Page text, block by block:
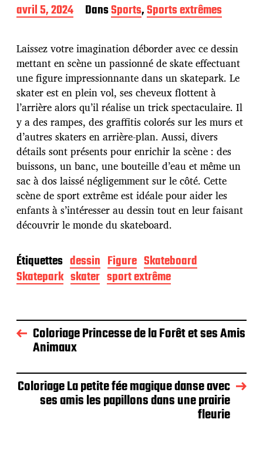
D
a
e
d
e
p
u
b
l
i
c
a
t
i
o
n
avril 5, 2024 DansSports,Sports extrêmes
Laissez votre imagination déborder avec ce dessin
mettant en scène un passionné de skate effectuant
une figure impressionnante dans un skatepark. Le
skater est en plein vol, ses cheveux flottent à
l’arrière alors qu’il réalise un trick spectaculaire. Il
y a des rampes, des graffitis colorés sur les murs et
d’autres skaters en arrière-plan. Aussi, divers
détails sont présents pour enrichir la scène : des
buissons, un banc, une bouteille d’eau et même un
sac à dos laissé négligemment sur le côté. Cette
scène de sport extrême est idéale pour aider les
enfants à s’intéresser au dessin tout en leur faisant
découvrir le monde du skateboard.
Étiquettes dessin Figure Skateboard
Skatepark skater sport extrême
Coloriage Princesse de la Forêt et ses Amis
Animaux
Coloriage La petite fée magique danse avec
ses amis les papillons dans une prairie
fleurie